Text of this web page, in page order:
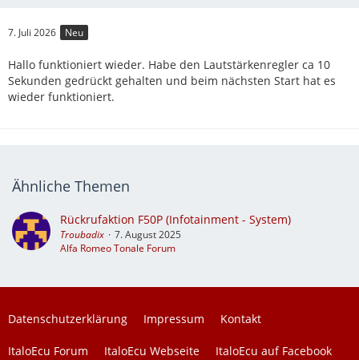
7. Juli 2026 Neu
Hallo funktioniert wieder. Habe den Lautstärkenregler ca 10
Sekunden gedrückt gehalten und beim nächsten Start hat es
wieder funktioniert.
Ähnliche Themen
Rückrufaktion F50P (Infotainment - System)
Troubadix
7. August 2025
Alfa Romeo Tonale Forum
Datenschutzerklärung Impressum Kontakt
ItaloEcu Forum ItaloEcu Webseite ItaloEcu auf Facebook